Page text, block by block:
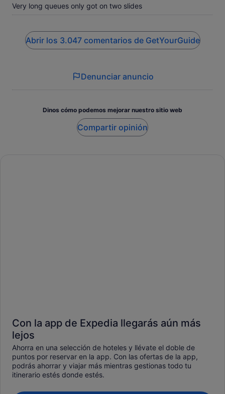
Very long queues only got on two slides
Abrir los 3.047 comentarios de GetYourGuide
Denunciar anuncio
Dinos cómo podemos mejorar nuestro sitio web
Compartir opinión
Con la app de Expedia llegarás aún más
lejos
Ahorra en una selección de hoteles y llévate el doble de
puntos por reservar en la app. Con las ofertas de la app,
podrás ahorrar y viajar más mientras gestionas todo tu
itinerario estés donde estés.